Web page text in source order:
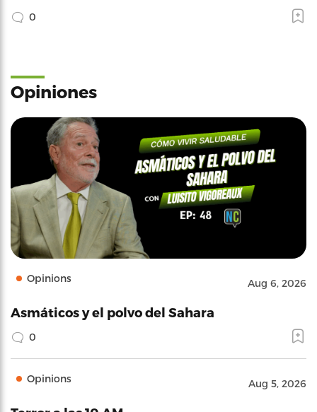
0
Opiniones
Opinions Aug 6, 2026
Asmáticos y el polvo del Sahara
0
Opinions Aug 5, 2026